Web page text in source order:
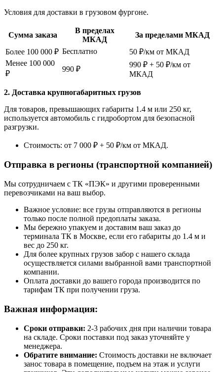
Условия для доставки в грузовом фургоне.
Сумма заказа
В пределах
МКАД
За пределами МКАД
Более 100 000 ₽ Бесплатно
50 ₽/км от МКАД
Менее 100 000
₽
990 ₽
990 ₽ + 50 ₽/км от
МКАД
2. Доставка крупногабаритных грузов
Для товаров, превышающих габариты 1.4 м или 250 кг,
используется автомобиль с гидробортом для безопасной
разгрузки.
Стоимость: от 7 000 ₽ + 50 ₽/км от МКАД.
Отправка в регионы (транспортной компанией)
Мы сотрудничаем с ТК «ПЭК» и другими проверенными
перевозчиками на ваш выбор.
Важное условие: все грузы отправляются в регионы
только после полной предоплаты заказа.
Мы бережно упакуем и доставим ваш заказ до
терминала ТК в Москве, если его габариты до 1.4 м и
вес до 250 кг.
Для более крупных грузов забор с нашего склада
осуществляется силами выбранной вами транспортной
компании.
Оплата доставки до вашего города производится по
тарифам ТК при получении груза.
Важная информация:
Сроки отправки: 2-3 рабочих дня при наличии товара
на складе. Сроки поставки под заказ уточняйте у
менеджера.
Обратите внимание: Стоимость доставки не включает
занос товара в помещение, подъем на этаж и услуги